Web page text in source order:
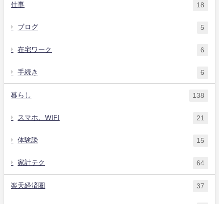
仕事 18
ブログ 5
在宅ワーク 6
手続き 6
暮らし 138
スマホ、WIFI 21
体験談 15
家計テク 64
楽天経済圏 37